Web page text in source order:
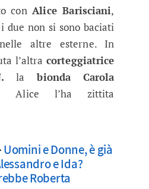
conAlice Barisciani,
due non si sono baciati
altre esterne. In
l’altracorteggiatrice
la bionda Carola
Alice l’ha zittita
Uomini e Donne, è già
e Ida?
Roberta